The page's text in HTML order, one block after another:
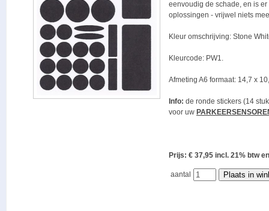
eenvoudig de schade, en is
oplossingen - vrijwel niets
Kleur omschrijving: Stone
Kleurcode: PW1.
Afmeting A6 formaat: 14,7 x
Info: de ronde stickers (14
voor uw
Prijs: € 37,95 incl. 21% btw
aantal